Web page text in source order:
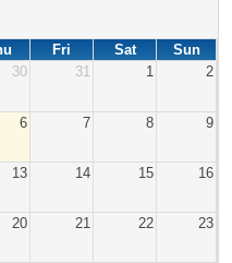
Fri Sat
Sun
30 31 1 2
6 7 8 9
13 14 15 16
20 21 22 23